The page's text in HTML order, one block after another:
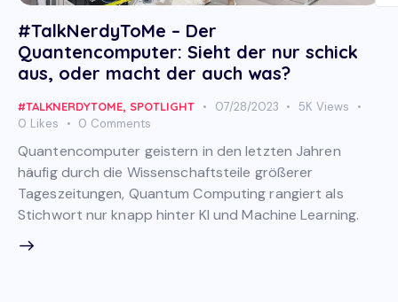
#TalkNerdyToMe – Der
Quantencomputer: Sieht der nur schick
aus, oder macht der auch was?
#TALKNERDYTOME, SPOTLIGHT 07/28/2023 5K Views
0 Likes 0 Comments
Quantencomputer geistern in den letzten Jahren
häufig durch die Wissenschaftsteile größerer
Tageszeitungen, Quantum Computing rangiert als
Stichwort nur knapp hinter KI und Machine Learning.